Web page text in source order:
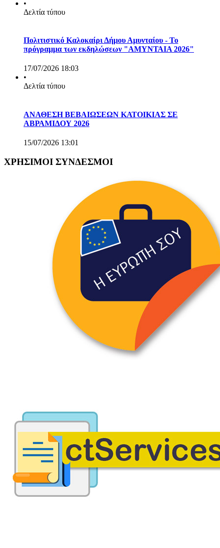
•
Δελτία τύπου
Πολιτιστικό Καλοκαίρι Δήμου Αμυνταίου - Το
πρόγραμμα των εκδηλώσεων "ΑΜΥΝΤΑΙΑ 2026"
17/07/2026 18:03
•
Δελτία τύπου
ΑΝΑΘΕΣΗ ΒΕΒΑΙΩΣΕΩΝ ΚΑΤΟΙΚΙΑΣ ΣΕ
ΑΒΡΑΜΙΔΟΥ 2026
15/07/2026 13:01
ΧΡΗΣΙΜΟΙ ΣΥΝΔΕΣΜΟΙ